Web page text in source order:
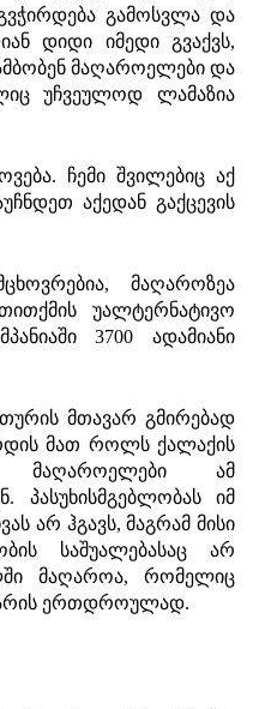
გამოსვლა და
დიდი იმედი გვაქვს,
მაღაროელები და
უჩვეულოდ ლამაზია
ჩემი შვილებიც აქ
აქედან გაქცევის
მაღაროზეა
უალტერნატივო
3700 ადამიანი
მთავარ გმირებად
მათ როლს ქალაქის
მაღაროელები ამ
პასუხისმგებლობას იმ
არ ჰგავს, მაგრამ მისი
საშუალებასაც არ
მაღაროა, რომელიც
ერთდროულად.